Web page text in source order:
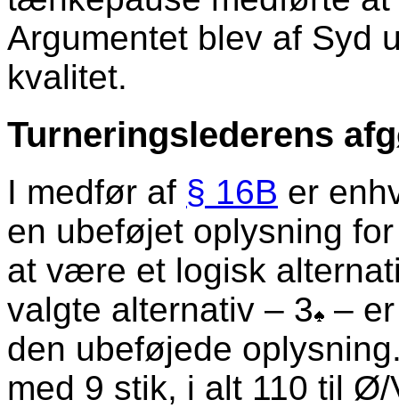
Argumentet blev af Syd
kvalitet.
Turneringslederens
I medfør af § 16B er
en ubeføjet oplysning
at være et logisk
valgte alternativ – 3 –
den ubeføjede
med 9 stik, i alt 110 til Ø/